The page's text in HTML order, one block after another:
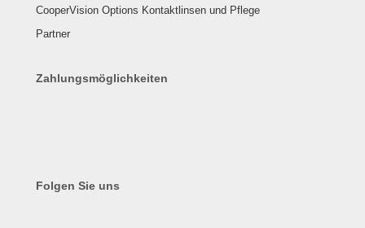
CooperVision Options Kontaktlinsen und Pflege
Partner
Zahlungsmöglichkeiten
Folgen Sie uns